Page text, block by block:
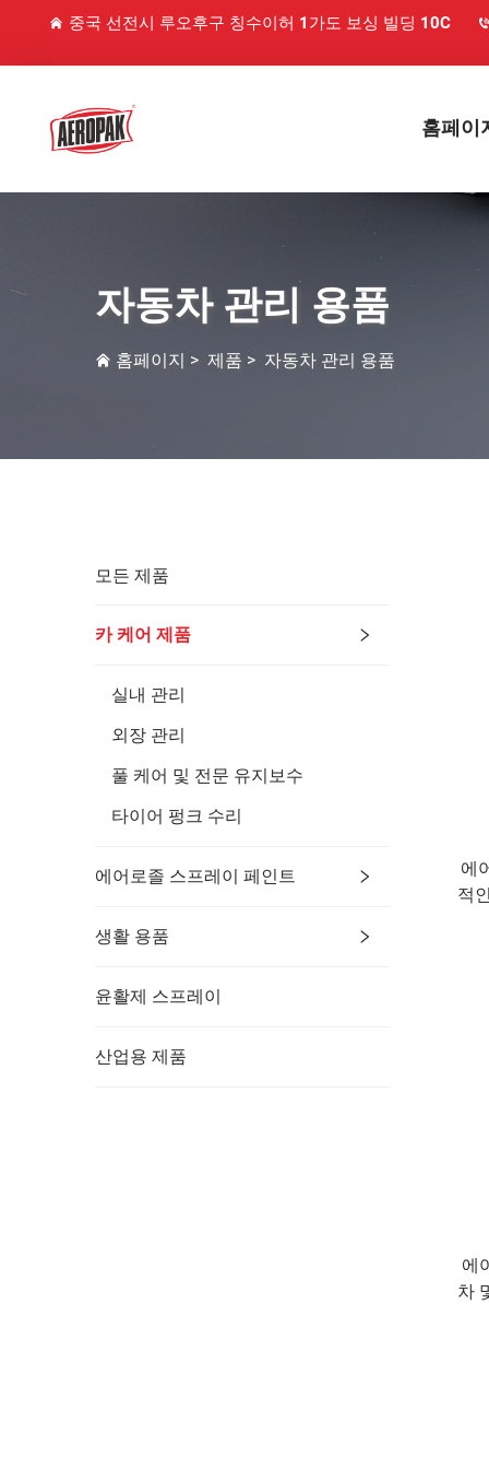
중국 선전시 루오후구 칭수이허 1가도 보싱 빌딩 10C
홈페이
자동차 관리 용품
홈페이지 > 제품 > 자동차 관리 용품
모든 제품
카 케어 제품
실내 관리
외장 관리
풀 케어 및 전문 유지보수
타이어 펑크 수리
에어로졸 스프레이 페인트
생활 용품
윤활제 스프레이
산업용 제품
에
적
에
차